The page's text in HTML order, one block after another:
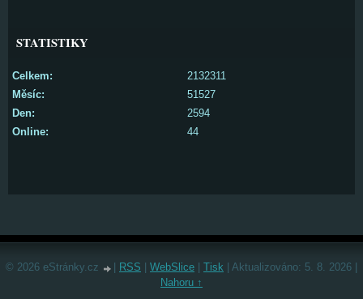
STATISTIKY
Online: 44
Celkem:
2132311
Měsíc:
51527
Den:
2594
© 2026 eStránky.cz RSS WebSlice Tisk Aktualizováno: 5. 8. 2026
Nahoru ↑